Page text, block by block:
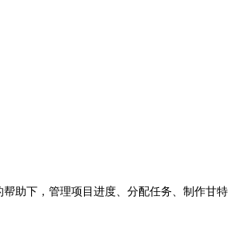
助下，管理项目进度、分配任务、制作甘